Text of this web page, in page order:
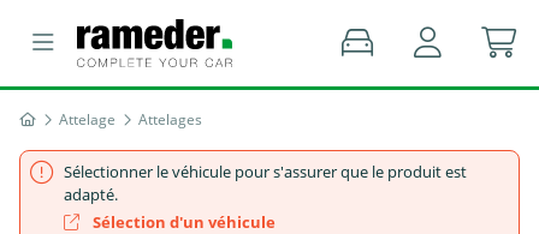
Attelage Attelages
Sélectionner le véhicule pour s'assurer que le produit est
adapté.
Sélection d'un véhicule